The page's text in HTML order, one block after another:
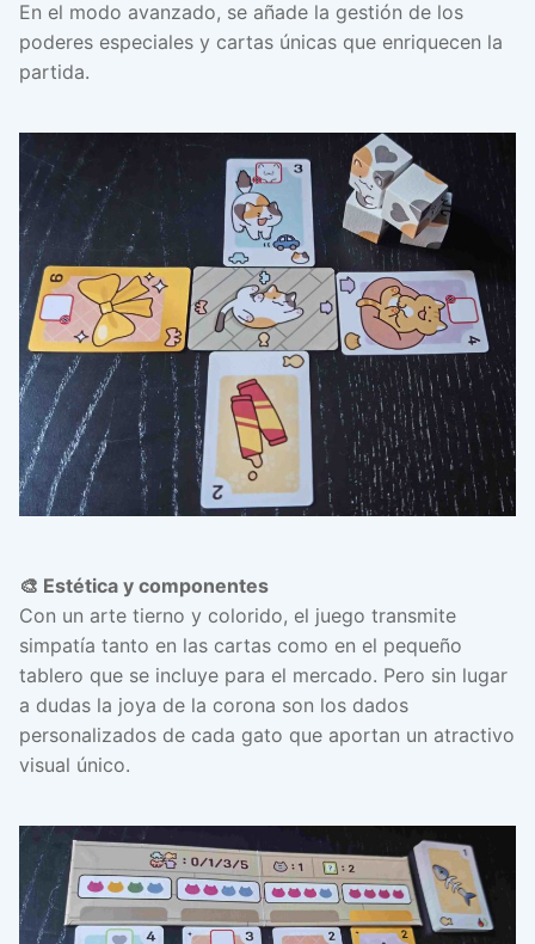
En el modo avanzado, se añade la gestión de los
poderes especiales y cartas únicas que enriquecen la
partida.
🎨 Estética y componentes
Con un arte tierno y colorido, el juego transmite
simpatía tanto en las cartas como en el pequeño
tablero que se incluye para el mercado. Pero sin lugar
a dudas la joya de la corona son los dados
personalizados de cada gato que aportan un atractivo
visual único.